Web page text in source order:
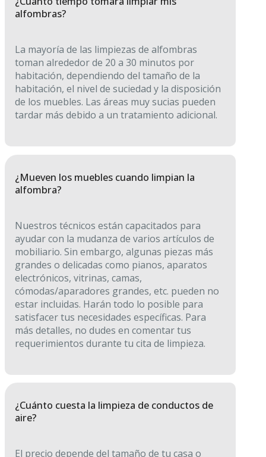
alfombras?
La mayoría de las limpiezas de alfombras
toman alrededor de 20 a 30 minutos por
habitación, dependiendo del tamaño de la
habitación, el nivel de suciedad y la disposición
de los muebles. Las áreas muy sucias pueden
tardar más debido a un tratamiento adicional.
¿Mueven los muebles cuando limpian la
alfombra?
Nuestros técnicos están capacitados para
ayudar con la mudanza de varios artículos de
mobiliario. Sin embargo, algunas piezas más
grandes o delicadas como pianos, aparatos
electrónicos, vitrinas, camas,
cómodas/aparadores grandes, etc. pueden no
estar incluidas. Harán todo lo posible para
satisfacer tus necesidades específicas. Para
más detalles, no dudes en comentar tus
requerimientos durante tu cita de limpieza.
¿Cuánto cuesta la limpieza de conductos de
aire?
El precio depende del tamaño de tu casa o